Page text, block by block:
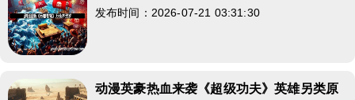
发布时间：2026-07-21 03:31:30
动漫英豪热血来袭《超级功夫》英雄另类原